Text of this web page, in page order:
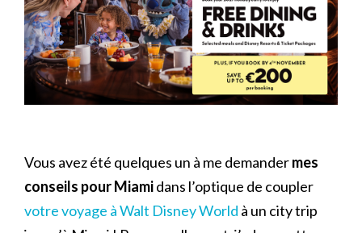
Vous avez été quelques un à me demandermes
conseils pour Miamidans l’optique de coupler
votre voyage à Walt Disney World à un city trip